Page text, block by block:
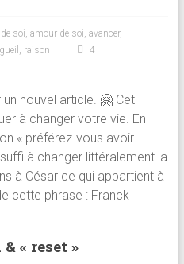
soi, amour de soi, avancer,
, raison
4
nouvel article. 🤗 Cet
à changer votre vie. En
« préférez-vous avoir
à changer littéralement la
à César ce qui appartient à
cette phrase : Franck
« reset »